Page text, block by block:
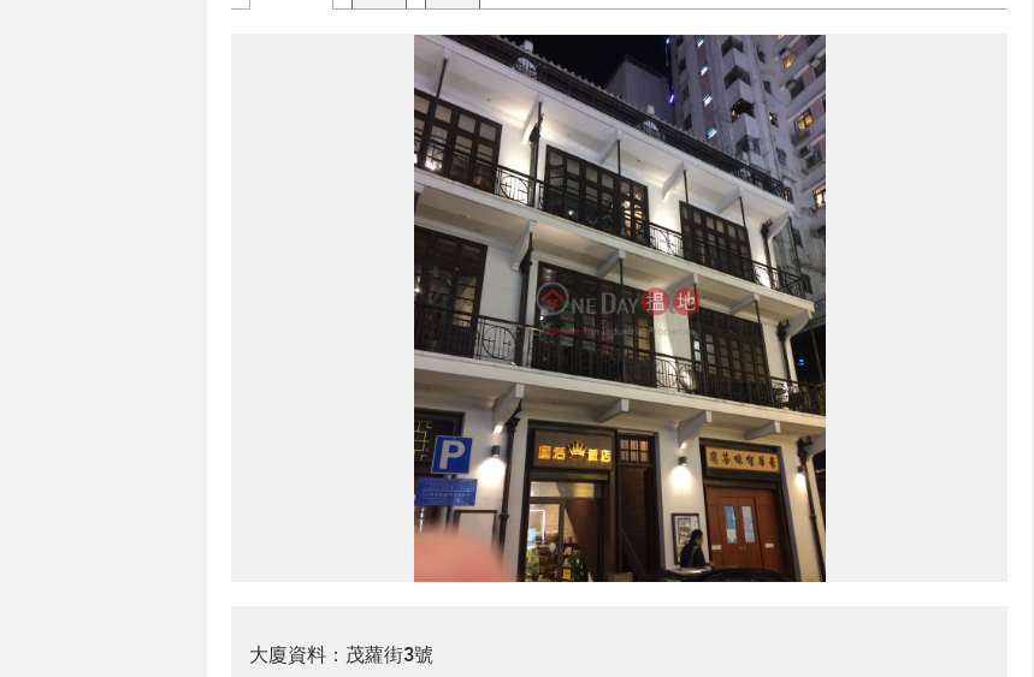
大廈資料：茂蘿街3號